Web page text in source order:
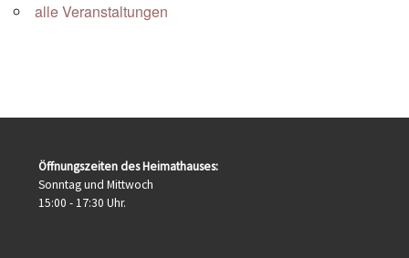
alle Veranstaltungen
Öffnungszeiten des Heimathauses:
Sonntag und Mittwoch
15:00 - 17:30 Uhr.